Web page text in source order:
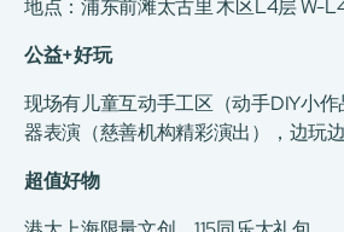
地点：浦东前滩太古里 木区L4层 W-
公益+好玩
现场有儿童互动手工区（动手DIY小
器表演（慈善机构精彩演出），边玩边
超值好物